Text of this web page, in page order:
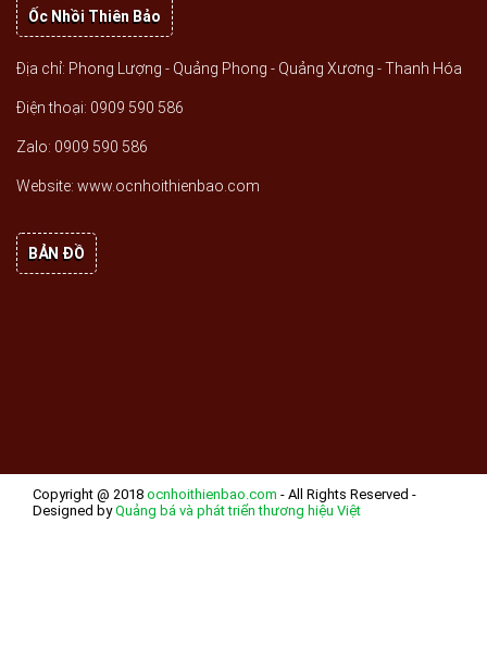
Ốc Nhồi Thiên Bảo
Địa chỉ: Phong Lượng - Quảng Phong - Quảng Xương - Thanh Hóa
Điện thoại: 0909 590 586
Zalo: 0909 590 586
Website: www.ocnhoithienbao.com
BẢN ĐỒ
Copyright @ 2018 ocnhoithienbao.com - All Rights Reserved -
Designed byQuảng bá và phát triển thương hiệu Việt